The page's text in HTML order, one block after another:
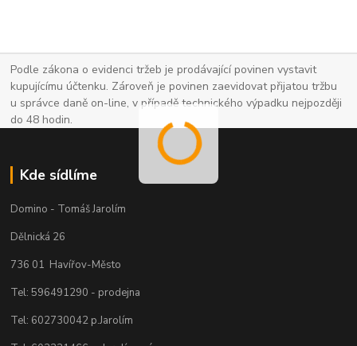
Podle zákona o evidenci tržeb je prodávající povinen vystavit
kupujícímu účtenku. Zároveň je povinen zaevidovat přijatou tržbu
u správce daně on-line, v případě technického výpadku nejpozději
do 48 hodin.
Kde sídlíme
Domino - Tomáš Jarolím
Dělnická 26
736 01 Havířov-Město
Tel: 596491290 - prodejna
Tel: 602730042 p.Jarolím